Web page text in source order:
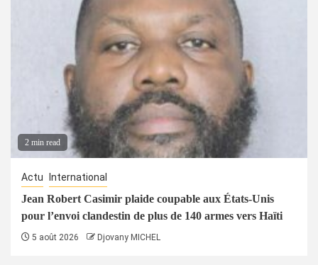
2 min read
Actu International
Jean Robert Casimir plaide coupable aux États-Unis
pour l’envoi clandestin de plus de 140 armes vers Haïti
5 août 2026 Djovany MICHEL